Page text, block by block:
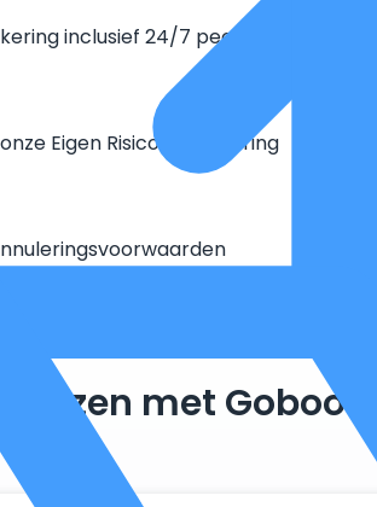
inclusief 24/7 pechhulp
Eigen Risico Verzekering
reizen met Goboony